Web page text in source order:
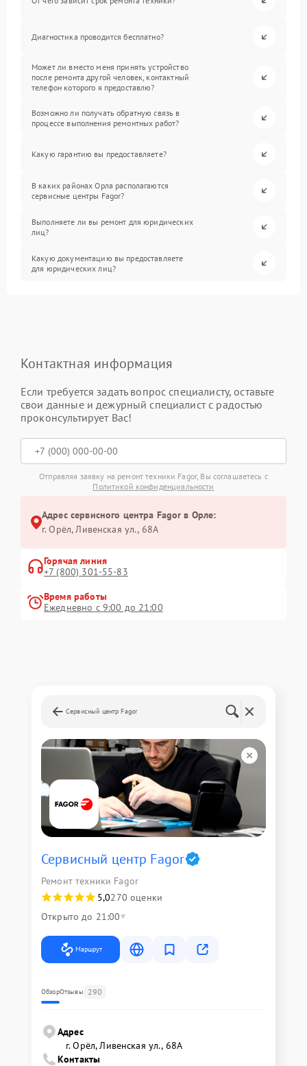
Диагностика проводится бесплатно?
Может ли вместо меня принять устройство
после ремонта другой человек, контактный
телефон которого я предоставлю?
Возможно ли получать обратную связь в
процессе выполнения ремонтных работ?
Какую гарантию вы предоставляете?
В каких районах Орла располагаются
сервисные центры Fagor?
Выполняете ли вы ремонт для юридических
лиц?
Какую документацию вы предоставляете
для юридических лиц?
Контактная информация
Если требуется задать вопрос специалисту, оставьте
свои данные и дежурный специалист с радостью
проконсультирует Вас!
Отправляя заявку на ремонт техники Fagor, Вы соглашаетесь с
Политикой конфиденциальности
Адрес сервисного центра Fagor в Орле:
г. Орёл, Ливенская ул., 68А
Горячая линия
+7 (800) 301-55-83
Время работы
Ежедневно с 9:00 до 21:00
Сервисный центр Fagor
Сервисный центр Fagor
Ремонт техники Fagor
5,0270 оценки
Открыто до 21:00
Маршрут
ОбзорОтзывы 290
Адрес
г. Орёл, Ливенская ул., 68А
Контакты